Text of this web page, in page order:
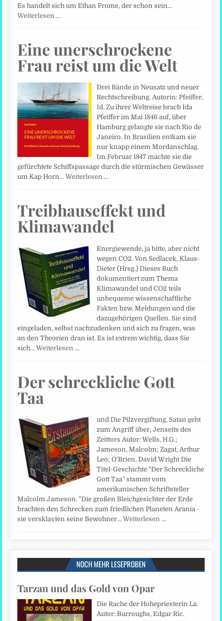
Es handelt sich um Ethan Frome, der schon sein…
Weiterlesen …
Eine unerschrockene
Frau reist um die Welt
Drei Bände in Neusatz und neuer
Rechtschreibung. Autorin: Pfeiffer,
Id. Zu ihrer Weltreise brach Ida
Pfeiffer im Mai 1846 auf, über
Hamburg gelangte sie nach Rio de
Janeiro. In Brasilien entkam sie
nur knapp einem Mordanschlag.
Im Februar 1847 machte sie die
gefürchtete Schiffspassage durch die stürmischen Gewässer
um Kap Horn…Weiterlesen …
Treibhauseffekt und
Klimawandel
Energiewende, ja bitte, aber nicht
wegen CO2. Von Sedlacek, Klaus-
Dieter (Hrsg.) Dieses Buch
dokumentiert zum Thema
Klimawandel und CO2 teils
unbequeme wissenschaftliche
Fakten bzw. Meldungen und die
dazugehörigen Quellen. Sie sind
eingeladen, selbst nachzudenken und sich zu fragen, was
an den Theorien dran ist. Es ist extrem wichtig, dass Sie
sich…Weiterlesen …
Der schreckliche Gott
Taa
und Die Pilzvergiftung, Satan geht
zum Angriff über, Jenseits des
Zeittors Autor: Wells, H.G.;
Jameson, Malcolm; Zagat, Arthur
Leo; O'Brien, David Wright Die
Titel-Geschichte "Der Schreckliche
Gott Taa" stammt vom
amerikanischen Schriftsteller
Malcolm Jameson. "Die großen Bleichgesichter der Erde
brachten den Schrecken zum friedlichen Planeten Arania -
sie versklavten seine Bewohner…Weiterlesen …
NOCH MEHR LESEPROBEN
Tarzan und das Gold von Opar
Die Rache der Hohepriesterin La.
Autor: Burroughs, Edgar Ric.